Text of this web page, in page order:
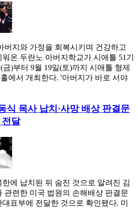
버지와 가정을 회복시키며 건강하고
온 두란노 아버지학교가 시애틀 51기
금)부터 9월 19일(토)까지 시애틀 형제
에서 개최한다. '아버지가 바로 서야
식 목사 납치·사망 배상 판결문
전달
에 납치된 뒤 숨진 것으로 알려진 김
관련한 미국 법원의 손해배상 판결문
표부에 전달한 것으로 확인됐다. 미